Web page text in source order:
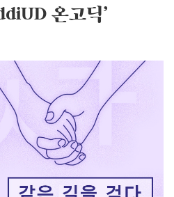
온고딕’